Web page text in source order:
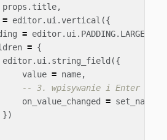
props . title,
= editor. ui .vertical ({
= editor. ui . PADDING. LARGE
= {
editor. ui . string_field ({
value = name,
-- 3. wpisywanie i Enter
on_value_changed
= set_name
})